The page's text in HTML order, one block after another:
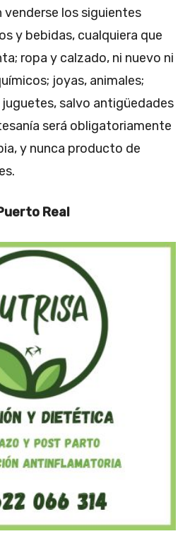
venderse los siguientes
y bebidas, cualquiera que
ropa y calzado, ni nuevo ni
joyas, animales;
salvo antigüedades
será obligatoriamente
y nunca producto de
Real